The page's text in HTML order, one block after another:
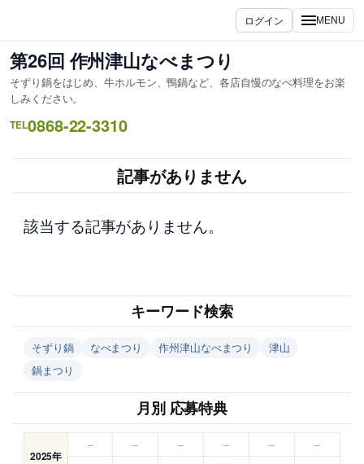
を
ス
キ
ッ
プ
ログイン MENU
第26回 作州津山なべまつり
そずり鍋をはじめ、牛ホルモン、鴨鍋など、各店自慢のなべ料理をお楽
しみください。
TEL0868-22-3310
記事がありません
該当する記事がありません。
キーワード検索
そずり鍋 なべまつり 作州津山なべまつり
津山
鍋まつり
月別 応募特典
2025年
– – – – –
–